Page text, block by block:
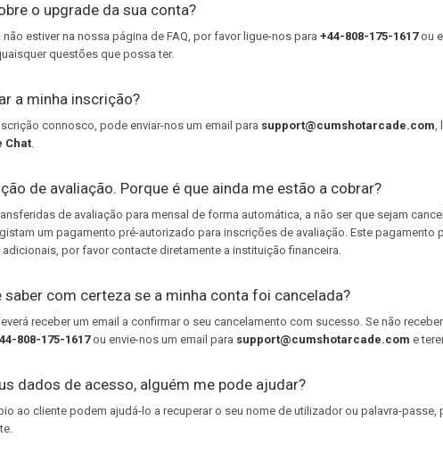
o upgrade da sua conta?
estiver na nossa página de FAQ, por favor ligue-nos para +44-808-175-1617ou
questões que possa ter.
a minha inscrição?
connosco, pode enviar-nos um email para support@cumshotarcade.com,
Chat.
de avaliação. Porque é que ainda me estão a cobrar?
de avaliação para mensal de forma automática, a não ser que sejam
um pagamento pré-autorizado para inscrições de avaliação. Este
por favor contacte diretamente a instituição financeira.
com certeza se a minha conta foi cancelada?
receber um email a confirmar o seu cancelamento com sucesso. Se não
808-175-1617ou envie-nos um email para support@cumshotarcade.com e
dados de acesso, alguém me pode ajudar?
ao cliente podem ajudá-lo a recuperar o seu nome de utilizador ou palavra-